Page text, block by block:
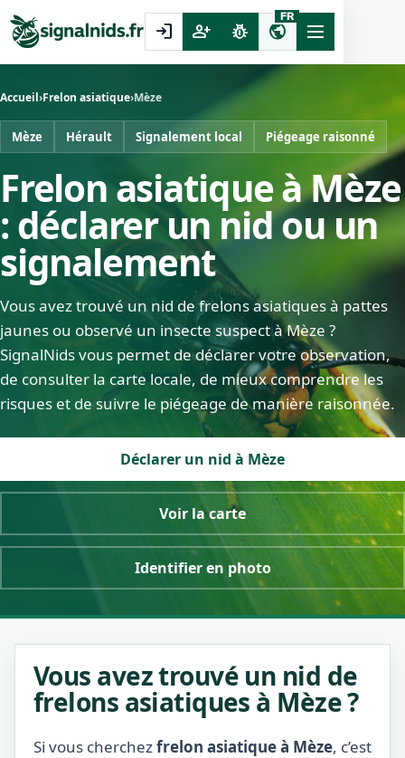
login person_add pest_control public
FR
Accueil›Frelon asiatique›Mèze
Mèze Hérault Signalement local Piégeage raisonné
Frelon asiatique à Mèze
: déclarer un nid ou un
signalement
Vous avez trouvé un nid de frelons asiatiques à pattes
jaunes ou observé un insecte suspect à Mèze ?
SignalNids vous permet de déclarer votre observation,
de consulter la carte locale, de mieux comprendre les
risques et de suivre le piégeage de manière raisonnée.
Déclarer un nid à Mèze
Voir la carte
Identifier en photo
Vous avez trouvé un nid de
frelons asiatiques à Mèze ?
Si vous cherchezfrelon asiatique à Mèze, c’est